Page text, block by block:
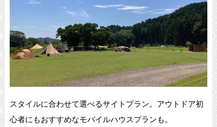
スタイルに合わせて選べるサイトプラン。アウトドア初
心者にもおすすめなモバイルハウスプランも。